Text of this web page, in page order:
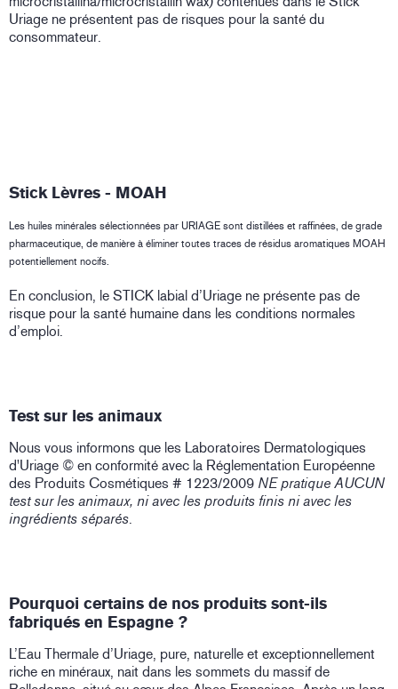
Uriage ne présentent pas de risques pour la santé du
consommateur.
Stick Lèvres - MOAH
Les huiles minérales sélectionnées par URIAGE sont distillées et raffinées, de grade
pharmaceutique, de manière à éliminer toutes traces de résidus aromatiques MOAH
potentiellement nocifs.
En conclusion, le STICK labial d’Uriage ne présente pas de
risque pour la santé humaine dans les conditions normales
d’emploi.
Test sur les animaux
Nous vous informons que les Laboratoires Dermatologiques
d'Uriage © en conformité avec la Réglementation Européenne
des Produits Cosmétiques # 1223/2009 NE pratique AUCUN
test sur les animaux, ni avec les produits finis ni avec les
ingrédients séparés.
Pourquoi certains de nos produits sont-ils
fabriqués en Espagne ?
L’Eau Thermale d’Uriage, pure, naturelle et exceptionnellement
riche en minéraux, nait dans les sommets du massif de